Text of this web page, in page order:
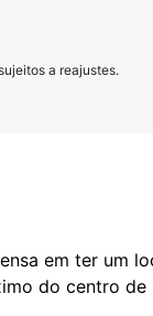
a reajustes.
em ter um
do centro